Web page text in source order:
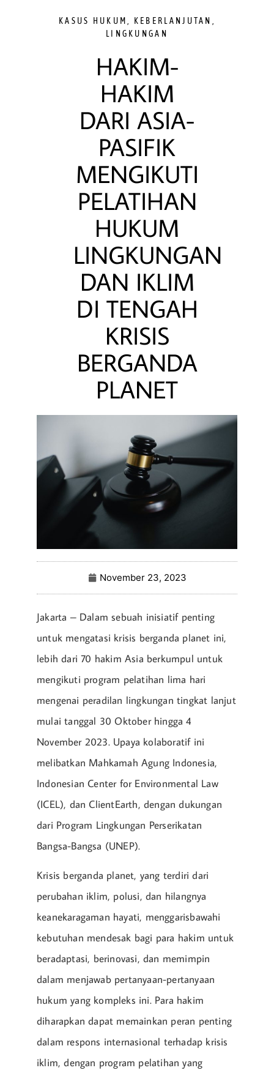
KASUS HUKUM KEBERLANJUTAN
LINGKUNGAN
HAKIM-
HAKIM
DARI ASIA-
PASIFIK
MENGIKUTI
PELATIHAN
HUKUM
LINGKUNGAN
DAN IKLIM
DI TENGAH
KRISIS
BERGANDA
PLANET
November 23, 2023
Jakarta – Dalam sebuah inisiatif penting
untuk mengatasi krisis berganda planet ini,
lebih dari 70 hakim Asia berkumpul untuk
mengikuti program pelatihan lima hari
mengenai peradilan lingkungan tingkat lanjut
mulai tanggal 30 Oktober hingga 4
November 2023. Upaya kolaboratif ini
melibatkan Mahkamah Agung Indonesia,
Indonesian Center for Environmental Law
(ICEL), dan ClientEarth, dengan dukungan
dari Program Lingkungan Perserikatan
Bangsa-Bangsa (UNEP).
Krisis berganda planet, yang terdiri dari
perubahan iklim, polusi, dan hilangnya
keanekaragaman hayati, menggarisbawahi
kebutuhan mendesak bagi para hakim untuk
beradaptasi, berinovasi, dan memimpin
dalam menjawab pertanyaan-pertanyaan
hukum yang kompleks ini. Para hakim
diharapkan dapat memainkan peran penting
dalam respons internasional terhadap krisis
iklim, dengan program pelatihan yang